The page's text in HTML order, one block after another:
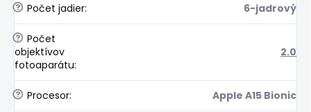
? Počet jadier: 6-jadrový
? Počet
objektívov
fotoaparátu:
2.0
? Procesor: Apple A15 Bionic